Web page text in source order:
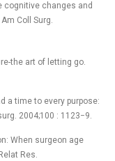
cognitive changes and
Coll Surg.
the art of letting go.
a time to every purpose:
2004;100 : 1123−9.
When surgeon age
Res.